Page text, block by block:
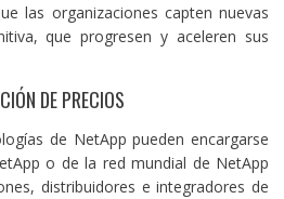
las organizaciones capten nuevas
que progresen y aceleren sus
DE PRECIOS
de NetApp pueden encargarse
o de la red mundial de NetApp
distribuidores e integradores de